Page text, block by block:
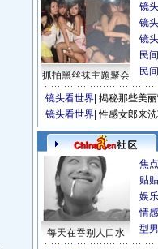
抓拍黑丝袜主题聚会
镜
镜
镜
民
民
镜头看世界 揭秘那些美
镜头看世界 性感女郎来
每天在吞别人口水
焦
贴
娱
情
型